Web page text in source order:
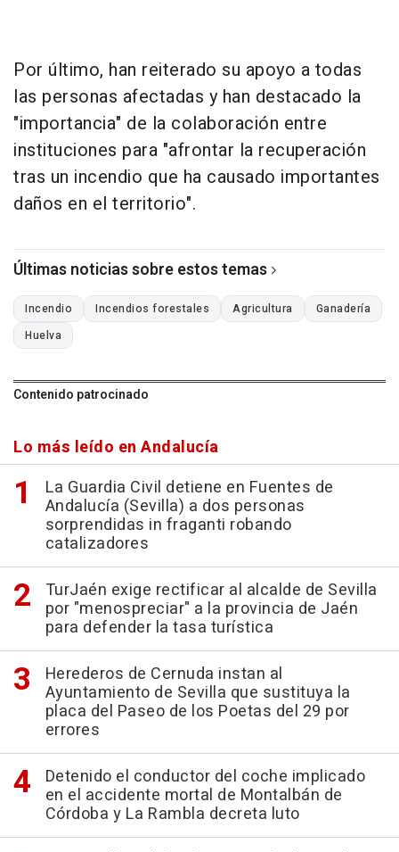
Por último, han reiterado su apoyo a todas
las personas afectadas y han destacado la
"importancia" de la colaboración entre
instituciones para "afrontar la recuperación
tras un incendio que ha causado importantes
daños en el territorio".
Últimas noticias sobre estos temas
Incendio Incendios forestales Agricultura
Ganadería
Huelva
Contenido patrocinado
Lo más leído en Andalucía
La Guardia Civil detiene en Fuentes de
Andalucía (Sevilla) a dos personas
sorprendidas in fraganti robando
catalizadores
TurJaén exige rectificar al alcalde de Sevilla
por "menospreciar" a la provincia de Jaén
para defender la tasa turística
Herederos de Cernuda instan al
Ayuntamiento de Sevilla que sustituya la
placa del Paseo de los Poetas del 29 por
errores
Detenido el conductor del coche implicado
en el accidente mortal de Montalbán de
Córdoba y La Rambla decreta luto